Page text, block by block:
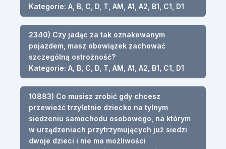
Kategorie: A, B, C, D, T, AM, A1, A2, B1, C1, D1
2340) Czy jadąc za tak oznakowanym
pojazdem, masz obowiązek zachować
szczególną ostrożność?
Kategorie: A, B, C, D, T, AM, A1, A2, B1, C1, D1
10883) Co musisz zrobić gdy chcesz
przewieźć trzyletnie dziecko na tylnym
siedzeniu samochodu osobowego, na którym
w urządzeniach przytrzymujących już siedzi
dwoje dzieci i nie ma możliwości